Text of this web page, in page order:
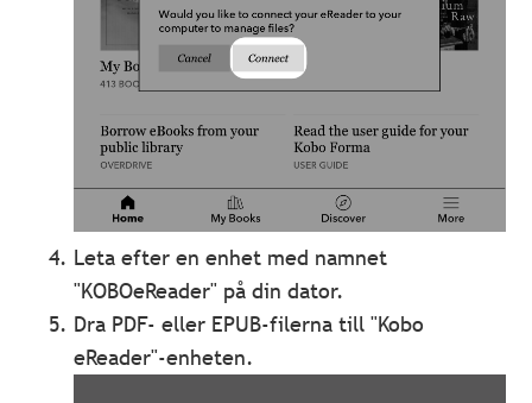
Leta efter en enhet med namnet
"KOBOeReader" på din dator.
Dra PDF- eller EPUB-filerna till "Kobo
eReader"-enheten.